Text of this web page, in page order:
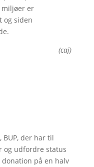
er
og siden
(caj)
der har til
og udfordre status
på en halv